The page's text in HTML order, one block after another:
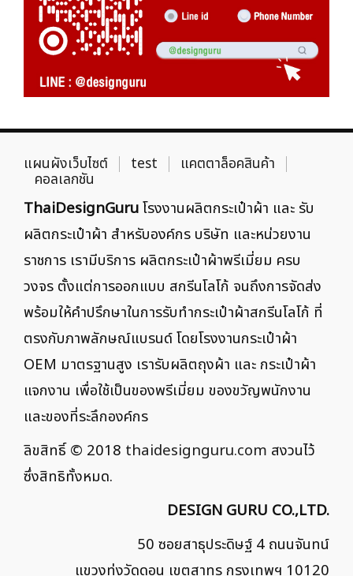
แผนผังเว็บไซต์ test แคตตาล็อคสินค้า
คอลเลกชัน
ThaiDesignGuruโรงงานผลิตกระเป๋าผ้า และ รับ
ผลิตกระเป๋าผ้า สำหรับองค์กร บริษัท และหน่วยงาน
ราชการ เรามีบริการ ผลิตกระเป๋าผ้าพรีเมี่ยม ครบ
วงจร ตั้งแต่การออกแบบ สกรีนโลโก้ จนถึงการจัดส่ง
พร้อมให้คำปรึกษาในการรับทำกระเป๋าผ้าสกรีนโลโก้ ที่
ตรงกับภาพลักษณ์แบรนด์ โดยโรงงานกระเป๋าผ้า
OEM มาตรฐานสูง เรารับผลิตถุงผ้า และ กระเป๋าผ้า
แจกงาน เพื่อใช้เป็นของพรีเมี่ยม ของขวัญพนักงาน
และของที่ระลึกองค์กร
ลิขสิทธิ์ © 2018 thaidesignguru.com สงวนไว้
ซึ่งสิทธิทั้งหมด.
DESIGN GURU CO.,LTD.
50 ซอยสาธุประดิษฐ์ 4 ถนนจันทน์
แขวงทุ่งวัดดอน เขตสาทร กรุงเทพฯ 10120